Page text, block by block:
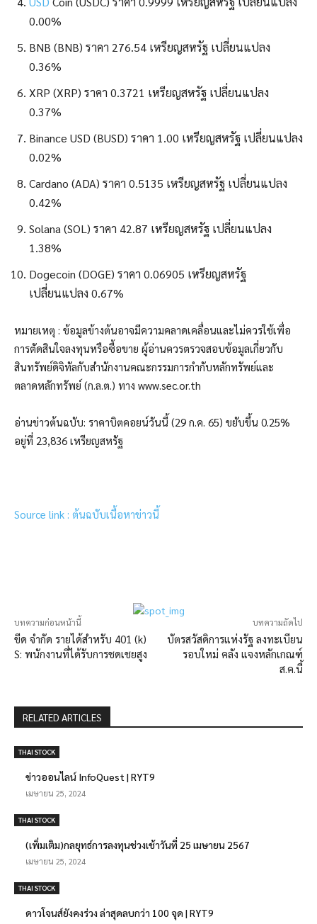
0.00%
BNB (BNB) ราคา 276.54 เหรียญสหรัฐ เปลี่ยนแปลง
0.36%
XRP (XRP) ราคา 0.3721 เหรียญสหรัฐ เปลี่ยนแปลง
0.37%
Binance USD (BUSD) ราคา 1.00 เหรียญสหรัฐ เปลี่ยนแปลง
0.02%
Cardano (ADA) ราคา 0.5135 เหรียญสหรัฐ เปลี่ยนแปลง
0.42%
Solana (SOL) ราคา 42.87 เหรียญสหรัฐ เปลี่ยนแปลง
1.38%
Dogecoin (DOGE) ราคา 0.06905 เหรียญสหรัฐ
เปลี่ยนแปลง 0.67%
หมายเหตุ : ข้อมูลข้างต้นอาจมีความคลาดเคลื่อนและไม่ควรใช้เพื่อ
การตัดสินใจลงทุนหรือซื้อขาย ผู้อ่านควรตรวจสอบข้อมูลเกี่ยวกับ
สินทรัพย์ดิจิทัลกับสำนักงานคณะกรรมการกำกับหลักทรัพย์และ
ตลาดหลักทรัพย์ (ก.ล.ต.) ทาง www.sec.or.th
อ่านข่าวต้นฉบับ: ราคาบิตคอยน์วันนี้ (29 ก.ค. 65) ขยับขึ้น 0.25%
อยู่ที่ 23,836 เหรียญสหรัฐ
Source link : ต้นฉบับเนื้อหาข่าวนี้
บทความก่อนหน้านี้
ขีด จำกัด รายได้สำหรับ 401 (k)
S: พนักงานที่ได้รับการชดเชยสูง
บทความถัดไป
บัตรสวัสดิการแห่งรัฐ ลงทะเบียน
รอบใหม่ คลัง แจงหลักเกณฑ์
ส.ค.นี้
RELATED ARTICLES
THAI STOCK
ข่าวออนไลน์ InfoQuest | RYT9
เมษายน 25, 2024
THAI STOCK
(เพิ่มเติม)กลยุทธ์การลงทุนช่วงเช้าวันที่ 25 เมษายน 2567
เมษายน 25, 2024
THAI STOCK
ดาวโจนส์ยังคงร่วง ล่าสุดลบกว่า 100 จุด | RYT9